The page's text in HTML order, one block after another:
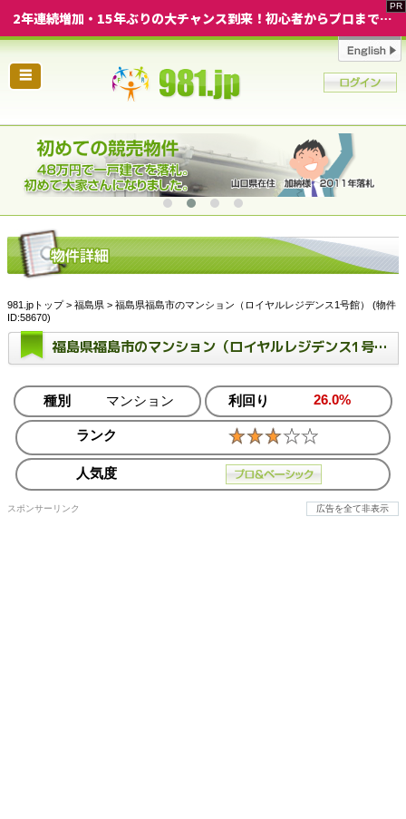
2年連続増加・15年ぶりの大チャンス到来！初心者からプロまで網羅する「競売不動産・超実践投資セミナー」♦神奈川県 横浜 in 神奈川
☰
981.jpトップ> 福島県 > 福島県福島市のマンション（ロイヤルレジデンス1号館） (物件
ID:58670)
福島県福島市のマンション（ロイヤルレジデンス1号館）
種別 マンション 利回り 26.0%
ランク
人気度
スポンサーリンク 広告を全て非表示